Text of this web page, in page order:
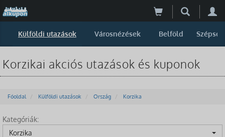
Külföldi utazások Városnézések Belföld Szépség
Korzikai akciós utazások és kuponok
Főoldal Külföldi utazások Ország Korzika
Kategóriák:
Korzika